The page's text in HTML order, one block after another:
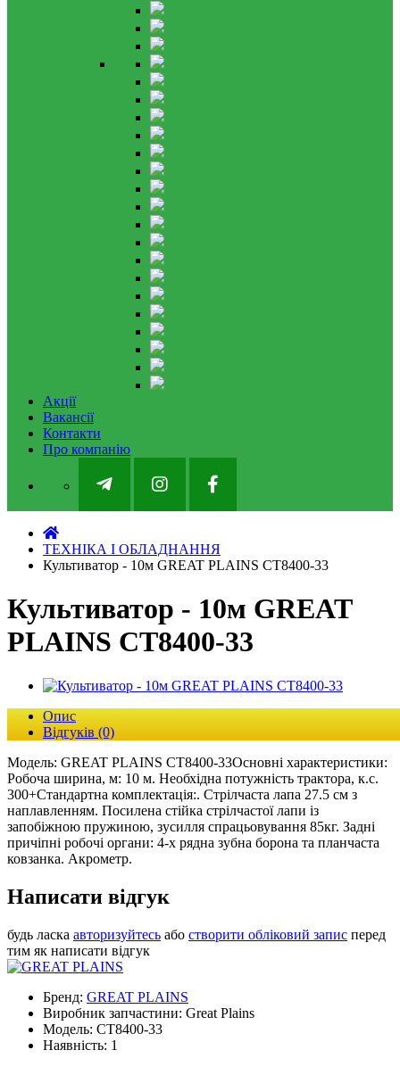
Акції
Вакансії
Контакти
Про компанію
ТЕХНІКА І ОБЛАДНАННЯ
Культиватор - 10м GREAT PLAINS CT8400-33
Культиватор - 10м GREAT
PLAINS CT8400-33
Опис
Відгуків (0)
Модель: GREAT PLAINS СТ8400-33Основні характеристики:
Робоча ширина, м: 10 м. Необхідна потужність трактора, к.с.
300+Стандартна комплектація:. Стрілчаста лапа 27.5 см з
наплавленням. Посилена стійка стрілчастої лапи із
запобіжною пружиною, зусилля спрацьовування 85кг. Задні
причіпні робочі органи: 4-х рядна зубна борона та планчаста
ковзанка. Акрометр.
Написати відгук
будь ласка авторизуйтесь або створити обліковий запис перед
тим як написати відгук
Бренд: GREAT PLAINS
Виробник запчастини: Great Plains
Модель: CT8400-33
Наявність: 1